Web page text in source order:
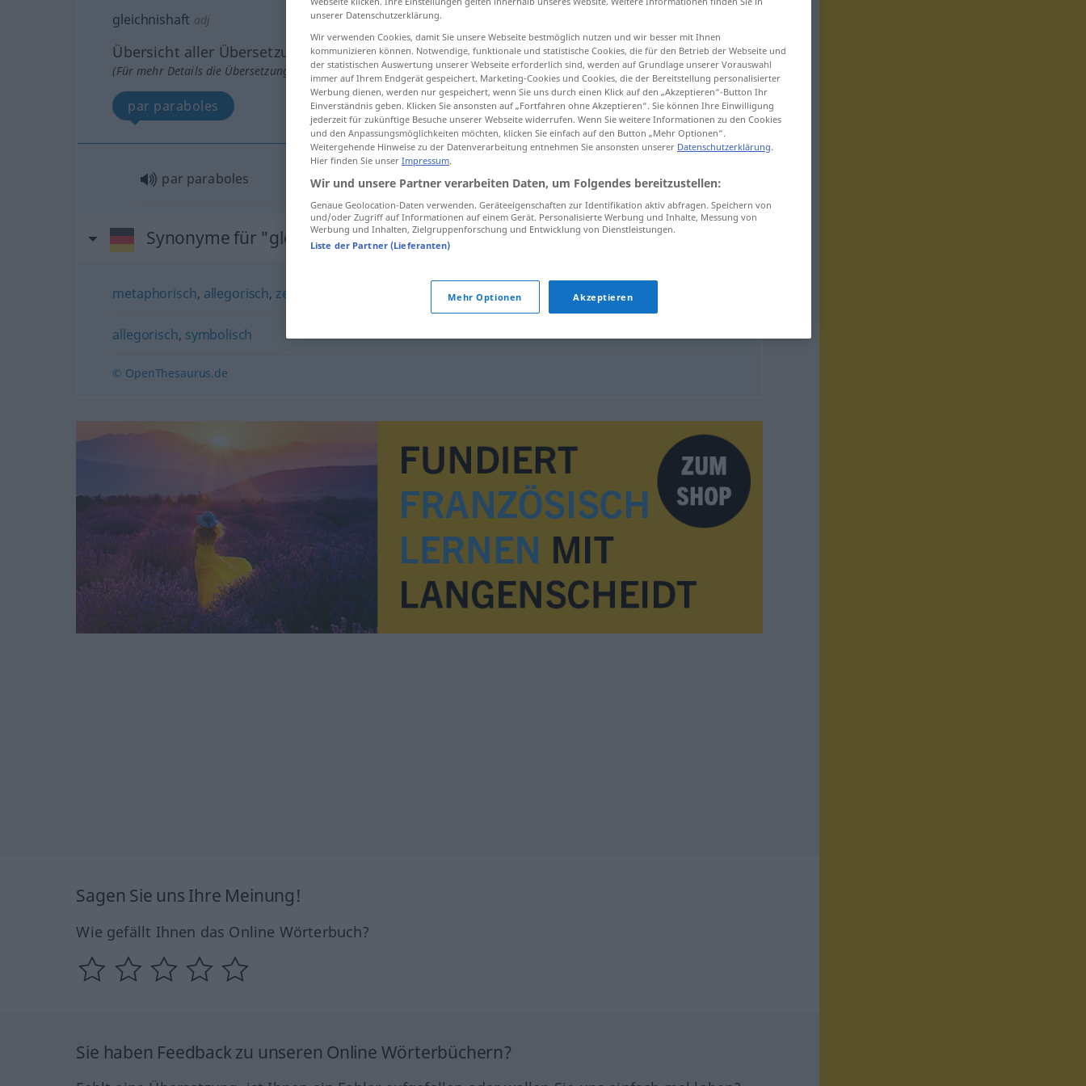
gleichnishaft adj
Übersicht aller Übersetzungen
(Für mehr Details die Übersetzung anklicken/antippen)
par paraboles
par paraboles gleichnishaft
Synonyme für "gleichnishaft"
metaphorisch, allegorisch, zeichenhaft (geh.) symbolisch (Hauptform) sinnbildlich,bildlich
allegorisch, symbolisch
© OpenThesaurus.de
Sagen Sie uns Ihre Meinung!
Wie gefällt Ihnen das Online Wörterbuch?
Sie haben Feedback zu unseren Online Wörterbüchern?
unserer Datenschutzerklärung.
Wir verwenden Cookies, damit Sie unsere Webseite bestmöglich nutzen und wir besser mit Ihnen
kommunizieren können. Notwendige, funktionale und statistische Cookies, die für den Betrieb der Webseite und
der statistischen Auswertung unserer Webseite erforderlich sind, werden auf Grundlage unserer Vorauswahl
immer auf Ihrem Endgerät gespeichert. Marketing-Cookies und Cookies, die der Bereitstellung personalisierter
Werbung dienen, werden nur gespeichert, wenn Sie uns durch einen Klick auf den „Akzeptieren“-Button Ihr
Einverständnis geben. Klicken Sie ansonsten auf „Fortfahren ohne Akzeptieren“. Sie können Ihre Einwilligung
jederzeit für zukünftige Besuche unserer Webseite widerrufen. Wenn Sie weitere Informationen zu den Cookies
und den Anpassungsmöglichkeiten möchten, klicken Sie einfach auf den Button „Mehr Optionen“.
Weitergehende Hinweise zu der Datenverarbeitung entnehmen Sie ansonsten unserer Datenschutzerklärung.
Hier finden Sie unser Impressum.
Wir und unsere Partner verarbeiten Daten, um Folgendes bereitzustellen:
Genaue Geolocation-Daten verwenden. Geräteeigenschaften zur Identifikation aktiv abfragen. Speichern von
und/oder Zugriff auf Informationen auf einem Gerät. Personalisierte Werbung und Inhalte, Messung von
Werbung und Inhalten, Zielgruppenforschung und Entwicklung von Dienstleistungen.
Liste der Partner (Lieferanten)
Mehr Optionen Akzeptieren